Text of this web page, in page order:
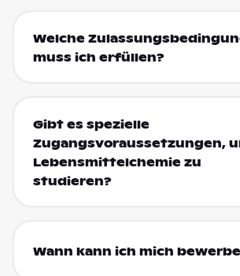
Welche
muss ich erfüllen?
Gibt es spezielle
Zugangsvoraussetzungen,
Lebensmittelchemie zu
studieren?
Wann kann ich mich